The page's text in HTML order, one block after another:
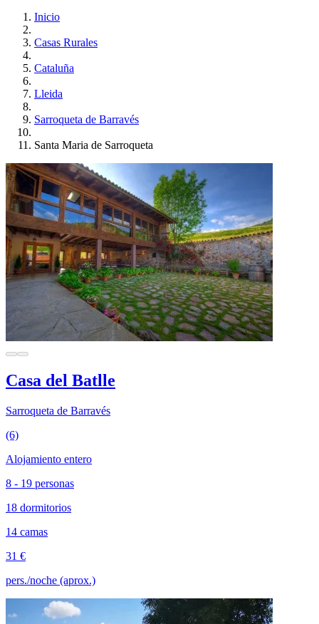
Inicio
Casas Rurales
Cataluña
Lleida
Sarroqueta de Barravés
Santa Maria de Sarroqueta
Casa del Batlle
Sarroqueta de Barravés
(6)
Alojamiento entero
8 - 19 personas
18 dormitorios
14 camas
31 €
pers./noche (aprox.)